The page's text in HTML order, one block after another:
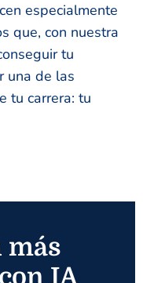
especialmente
que, con nuestra
tu
una de las
tu carrera: tu
más
IA